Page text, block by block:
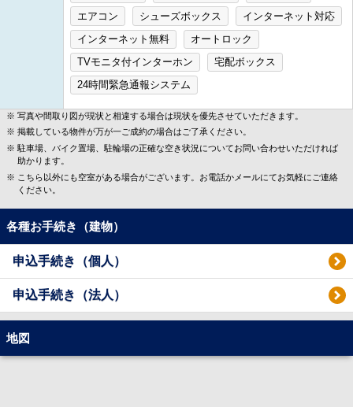
エアコン
シューズボックス
インターネット対応
インターネット無料
オートロック
TVモニタ付インターホン
宅配ボックス
24時間緊急通報システム
写真や間取り図が現状と相違する場合は現状を優先させていただきます。
掲載している物件が万が一ご成約の場合はご了承ください。
駐車場、バイク置場、駐輪場の正確な空き状況についてお問い合わせいただければ
助かります。
こちら以外にも空室がある場合がございます。お電話かメールにてお気軽にご連絡
ください。
各種お手続き（建物）
申込手続き（個人）
申込手続き（法人）
地図